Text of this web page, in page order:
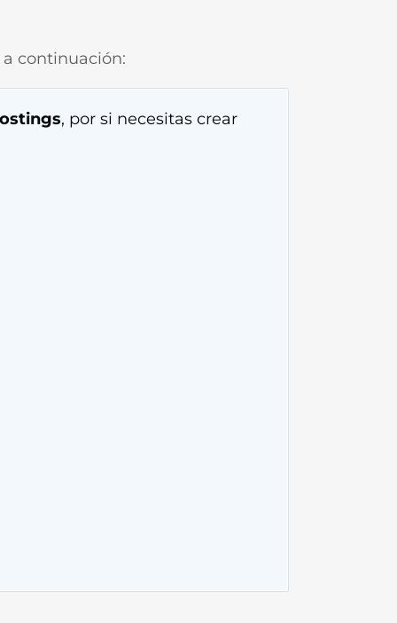
continuación:
, por si necesitas crear